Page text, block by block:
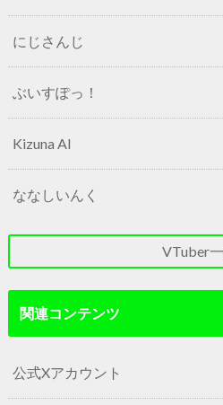
にじさんじ
ぶいすぽっ！
Kizuna AI
ななしいんく
VTuber
関連コンテンツ
公式Xアカウント